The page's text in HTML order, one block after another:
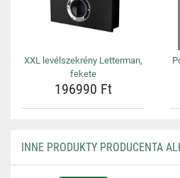
XXL levélszekrény Letterman,
fekete
196990 Ft
INNE PRODUKTY PRODUCENTA